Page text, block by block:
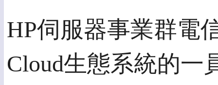
HP伺服器事業群電
Cloud生態系統的一